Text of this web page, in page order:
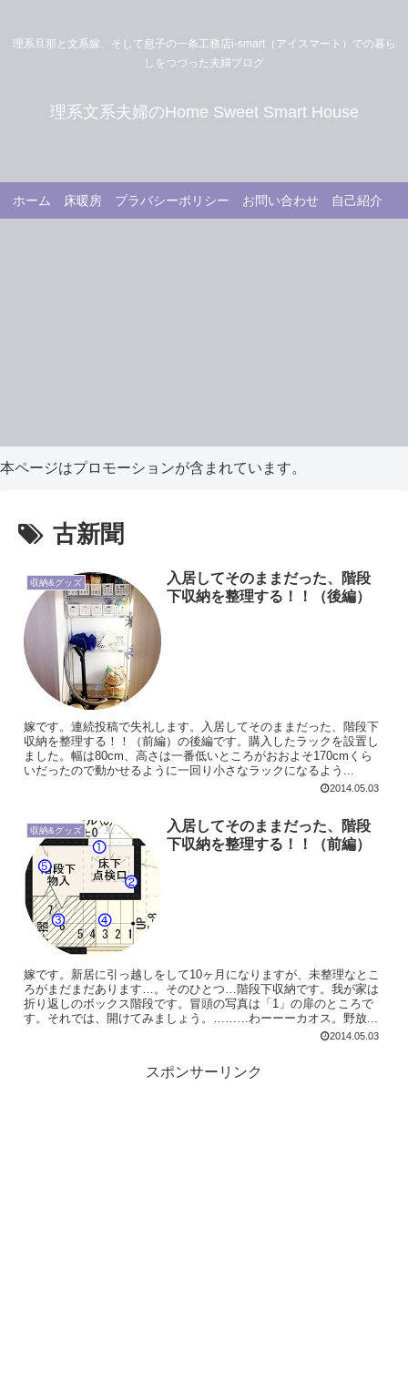
理系旦那と文系嫁、そして息子の一条工務店i-smart（アイスマート）での暮ら
しをつづった夫婦ブログ
理系文系夫婦のHome Sweet Smart House
ホーム 床暖房 プラバシーポリシー お問い合わせ 自己紹介
本ページはプロモーションが含まれています。
古新聞
収納&グッズ
入居してそのままだった、階段
下収納を整理する！！（後編）
嫁です。連続投稿で失礼します。入居してそのままだった、階段下
収納を整理する！！（前編）の後編です。購入したラックを設置し
ました。幅は80cm、高さは一番低いところがおおよそ170cmくら
いだったので動かせるように一回り小さなラックになるよう...
2014.05.03
収納&グッズ
入居してそのままだった、階段
下収納を整理する！！（前編）
嫁です。新居に引っ越しをして10ヶ月になりますが、未整理なとこ
ろがまだまだあります…。そのひとつ…階段下収納です。我が家は
折り返しのボックス階段です。冒頭の写真は「1」の扉のところで
す。それでは、開けてみましょう。………わーーーカオス。野放...
2014.05.03
スポンサーリンク